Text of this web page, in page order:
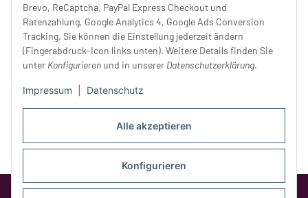
Alle akzeptieren
Konfigurieren
Brevo, ReCaptcha, PayPal Express Checkout und
Ratenzahlung, Google Analytics 4, Google Ads Conversion
Tracking. Sie können die Einstellung jederzeit ändern
(Fingerabdruck-Icon links unten). Weitere Details finden Sie
unter Konfigurieren und in unserer Datenschutzerklärung.
Impressum Datenschutz
Unser Service
Rechtliches
Google Analytics deaktivierenStatus: